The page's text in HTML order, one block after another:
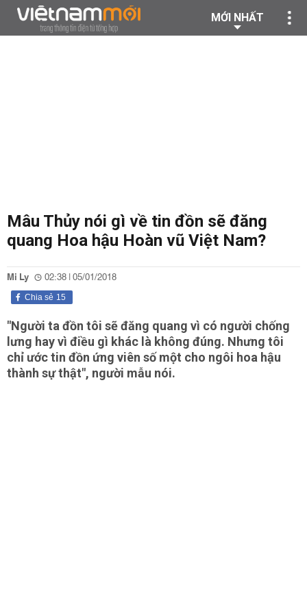
MỚI NHẤT
Mâu Thủy nói gì về tin đồn sẽ đăng
quang Hoa hậu Hoàn vũ Việt Nam?
Mi Ly 02:38 | 05/01/2018
15
Chia sẻ
"Người ta đồn tôi sẽ đăng quang vì có người chống
lưng hay vì điều gì khác là không đúng. Nhưng tôi
chỉ ước tin đồn ứng viên số một cho ngôi hoa hậu
thành sự thật", người mẫu nói.